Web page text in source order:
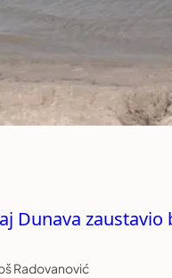
Dunava
Radovanović